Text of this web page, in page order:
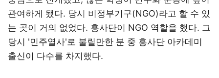
관여하게 됐다. 당시 비정부기구(NGO)라고 할 수 있
는 곳이 거의 없었다. 흥사단이 NGO 역할을 했다. 그
당시 '민주열사'로 불릴만한 분 중 흥사단 아카데미
출신이 다수를 차지했다.